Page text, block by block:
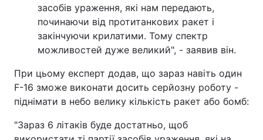
засобів ураження, які нам передають,
починаючи від протитанкових ракет і
закінчуючи крилатими. Тому спектр
можливостей дуже великий", - заявив він.
При цьому експерт додав, що зараз навіть один
F-16 зможе виконати досить серйозну роботу -
піднімати в небо велику кількість ракет або бомб:
"Зараз 6 літаків буде достатньо, щоб